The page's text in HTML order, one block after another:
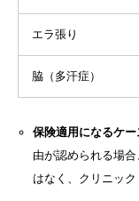
エラ張り
脇（多汗症）
保険適用になるケー
由が認められる場
はなく、クリニック